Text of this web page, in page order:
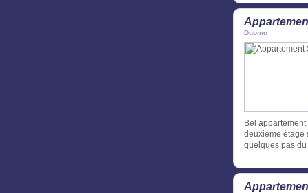
Duomo
Bel
deuxième étage
quelques pas